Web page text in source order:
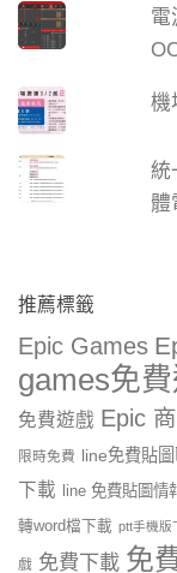
電
機
統
體
推薦標籤
Epic Games
games免
免費遊戲 Epic
限時免費 line免費貼
下載
line 免費貼圖情
轉word檔下載 ptt手機版
戲 免費下載 免